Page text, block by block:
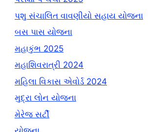
પશુ સંચાલિત વાવણીયો સહાય યોજના
બસ પાસ યોજના
મહાકુંભ 2025
મહાશિવરાત્રી 2024
મહિલા વિકાસ એવોર્ડ 2024
મુદ્રા લોન યોજના
મેરેજ સર્ટી